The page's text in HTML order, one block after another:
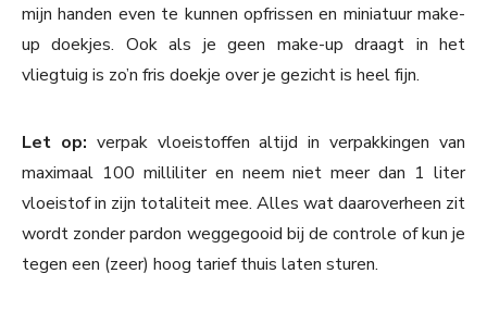
mijn handen even te kunnen opfrissen en miniatuur make-
up doekjes. Ook als je geen make-up draagt in het
vliegtuig is zo’n fris doekje over je gezicht is heel fijn.
Let op: verpak vloeistoffen altijd in verpakkingen van
maximaal 100 milliliter en neem niet meer dan 1 liter
vloeistof in zijn totaliteit mee. Alles wat daaroverheen zit
wordt zonder pardon weggegooid bij de controle of kun je
tegen een (zeer) hoog tarief thuis laten sturen.